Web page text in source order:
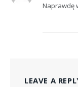
Naprawdę
LEAVE A